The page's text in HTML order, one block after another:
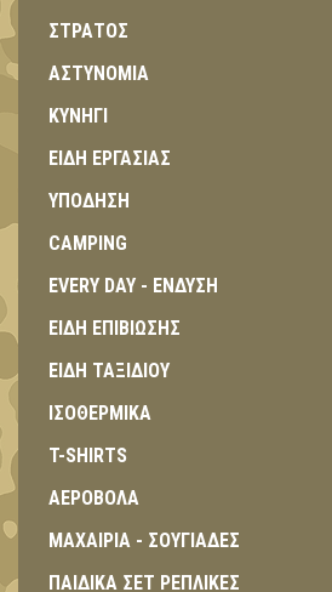
ΣΤΡΑΤΟΣ
ΑΣΤΥΝΟΜΙΑ
ΚΥΝΗΓΙ
ΕΙΔΗ ΕΡΓΑΣΙΑΣ
ΥΠΟΔΗΣΗ
CAMPING
EVERY DAY - ΕΝΔΥΣΗ
ΕΙΔΗ ΕΠΙΒΙΩΣΗΣ
ΕΙΔΗ ΤΑΞΙΔΙΟΥ
ΙΣΟΘΕΡΜΙΚΑ
T-SHIRTS
ΑΕΡΟΒΟΛΑ
ΜΑΧΑΙΡΙΑ - ΣΟΥΓΙΑΔΕΣ
ΠΑΙΔΙΚΑ ΣΕΤ ΡΕΠΛΙΚΕΣ